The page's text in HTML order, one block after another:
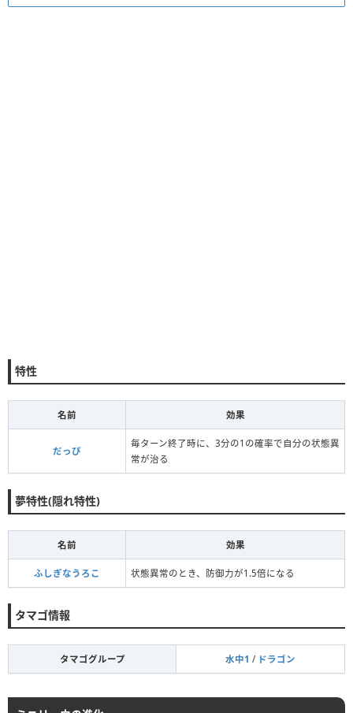
特性
名前 効果
だっぴ
毎ターン終了時に、3分の1の確率で自分の状態異
常が治る
夢特性(隠れ特性)
名前 効果
ふしぎなうろこ 状態異常のとき、防御力が1.5倍になる
タマゴ情報
タマゴグループ 水中1 / ドラゴン